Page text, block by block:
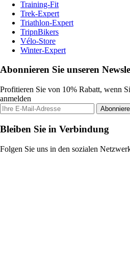
Training-Fit
Trek-Expert
Triathlon-Expert
TripnBikers
Vélo-Store
Winter-Expert
Abonnieren Sie unseren
Profitieren Sie von 10% Rabatt, wenn
anmelden
Bleiben Sie in Verbindung
Folgen Sie uns in den sozialen